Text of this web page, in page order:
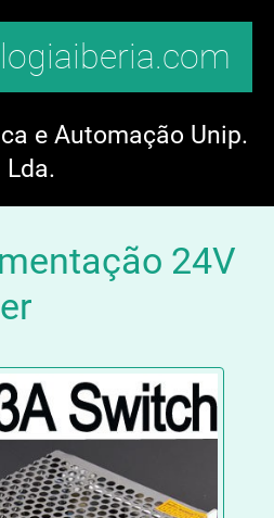
e Automação Unip.
Lda.
24V